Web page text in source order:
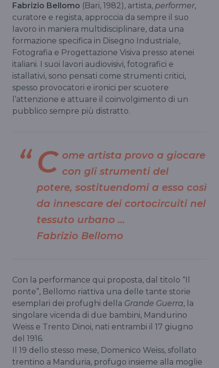
Fabrizio Bellomo (Bari, 1982), artista, performer,
curatore e regista, approccia da sempre il suo
lavoro in maniera multidisciplinare, data una
formazione specifica in Disegno Industriale,
Fotografia e Progettazione Visiva presso atenei
italiani. I suoi lavori audiovisivi, fotografici e
istallativi, sono pensati come strumenti critici,
spesso provocatori e ironici per scuotere
l’attenzione e attuare il coinvolgimento di un
pubblico sempre più distratto.
C ome artista provo a giocare
con gli strumenti del
potere, sostituendomi a esso così
da innescare dei cortocircuiti nel
tessuto urbano …
Fabrizio Bellomo
Con la performance qui proposta, dal titolo “Il
ponte”, Bellomo riattiva una delle tante storie
esemplari dei profughi della Grande Guerra, la
singolare vicenda di due bambini, Mandurino
Weiss e Trento Dinoi, nati entrambi il 17 giugno
del 1916.
Il 19 dello stesso mese, Domenico Weiss, sfollato
trentino a Manduria, profugo insieme alla moglie